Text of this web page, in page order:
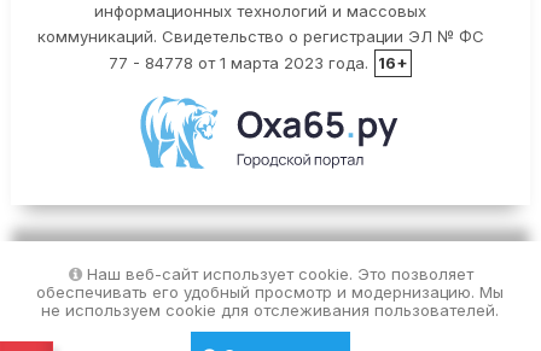
информационных технологий и массовых
коммуникаций. Свидетельство о регистрации ЭЛ № ФС
77 - 84778 от 1 марта 2023 года.
16+
Наш веб-сайт использует cookie. Это позволяет
обеспечивать его удобный просмотр и модернизацию. Мы
не используем cookie для отслеживания пользователей.